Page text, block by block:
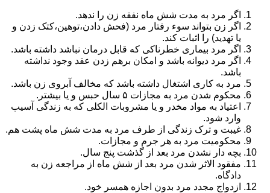
اگر مرد به مدت شش ماه نفقه زن را ندهد.
اگر زن بتواند سوء رفتار مرد (فحش دادن،توهین،کتک زدن و
یا تهدید) را اثبات کند.
اگر مرد بیماری خطرناکی که قابل درمان نباشد داشته باشد.
اگر مرد دیوانه باشد و امکان برهم زدن عقد وجود نداشته
باشد.
مرد به کاری اشتغال داشته باشد که مخالف آبروی زن باشد.
محکوم شدن مرد به مجازات ۵ سال حبس و یا بیشتر.
اعتیاد به مواد مخدر و یا مشروبات الکلی که به زندگی آسیب
وارد شود.
غیبت و ترک زندگی از طرف مرد به مدت شش ماه پشت هم.
محکومیت مرد به هر جرم و مجازات.
بچه دار نشدن مرد بعد از گذشت پنج سال.
مفقود الاثر شدن مرد بعد از شش ماه از مراجعه زن به
دادگاه.
ازدواج مجدد مرد بدون اجازه همسر خود.